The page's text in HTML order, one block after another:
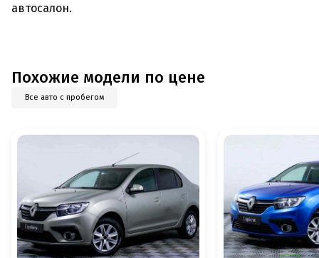
автосалон.
Похожие модели по цене
Все авто с пробегом